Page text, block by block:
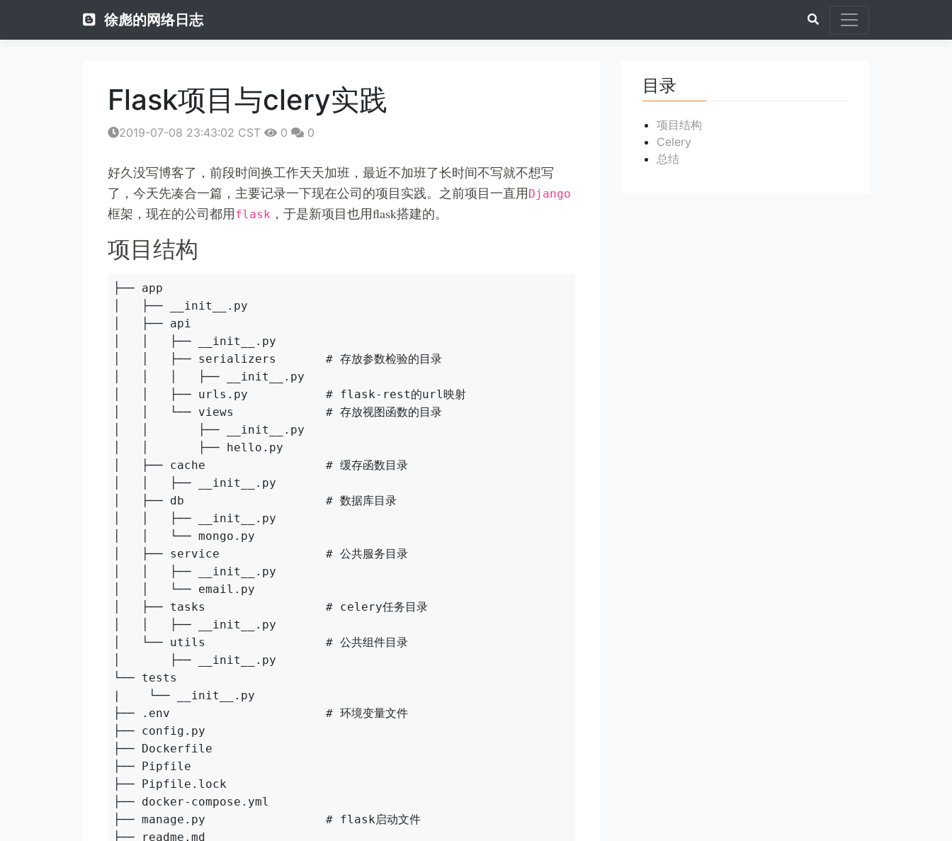
徐彪的网络日志
Flask项目与clery实践
2019-07-08 23:43:02 CST 0 0
好久没写博客了，前段时间换工作天天加班，最近不加班了长时间不写就不想写
了，今天先凑合一篇，主要记录一下现在公司的项目实践。之前项目一直用Django
框架，现在的公司都用flask ，于是新项目也用flask搭建的。
项目结构
├── app
│   ├── __init__.py
│   ├── api
│   │   ├── __init__.py
│   │   ├── serializers       # 存放参数检验的目录
│   │   │   ├── __init__.py
│   │   ├── urls.py           # flask-rest的url映射
│   │   └── views             # 存放视图函数的目录
│   │       ├── __init__.py
│   │       ├── hello.py
│   ├── cache                 # 缓存函数目录
│   │   ├── __init__.py
│   ├── db                    # 数据库目录
│   │   ├── __init__.py
│   │   └── mongo.py
│   ├── service               # 公共服务目录
│   │   ├── __init__.py
│   │   └── email.py
│   ├── tasks                 # celery任务目录
│   │   ├── __init__.py
│   └── utils                 # 公共组件目录
│       ├── __init__.py
└── tests
|    └── __init__.py
├── .env                      # 环境变量文件
├── config.py
├── Dockerfile
├── Pipfile
├── Pipfile.lock
├── docker-compose.yml
├── manage.py                 # flask启动文件
目录
项目结构
Celery
总结